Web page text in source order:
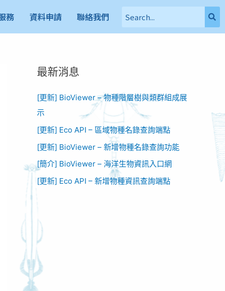
務 資料申請 聯絡我們
最新消息
[更新] BioViewer – 物種階層樹與類群組成展
示
[更新] Eco API – 區域物種名錄查詢端點
[更新] BioViewer – 新增物種名錄查詢功能​
[簡介] BioViewer – 海洋生物資訊入口網​
[更新] Eco API – 新增物種資訊查詢端點